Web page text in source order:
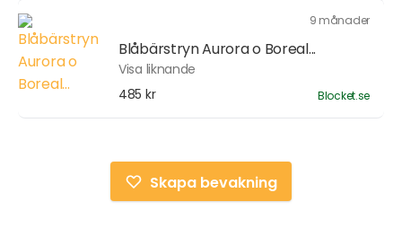
9 månader
Blåbärstryn Aurora o Boreal...
Visa liknande
485 kr
Blocket.se
Skapa bevakning